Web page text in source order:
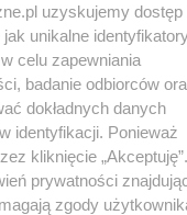
za
uzyskujemy dostęp
unikalne
celu zapewniania
badanie odbiorców
dokładnych danych
identyfikacji. Ponieważ
kliknięcie „Akceptuję”.
prywatności
zgody